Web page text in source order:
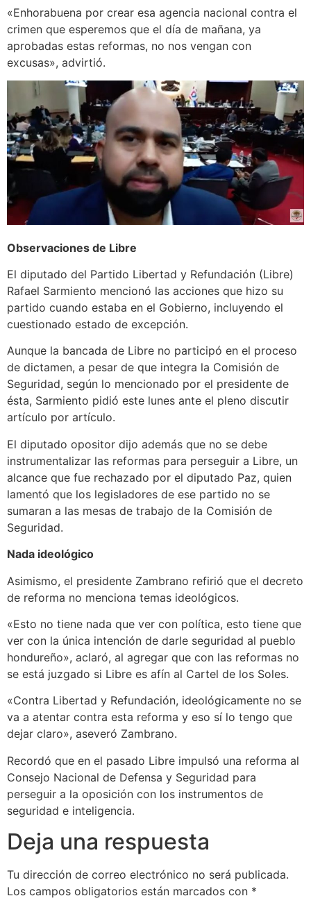
«Enhorabuena por crear esa agencia nacional contra el
crimen que esperemos que el día de mañana, ya
aprobadas estas reformas, no nos vengan con
excusas», advirtió.
Observaciones de Libre
El diputado del Partido Libertad y Refundación (Libre)
Rafael Sarmiento mencionó las acciones que hizo su
partido cuando estaba en el Gobierno, incluyendo el
cuestionado estado de excepción.
Aunque la bancada de Libre no participó en el proceso
de dictamen, a pesar de que integra la Comisión de
Seguridad, según lo mencionado por el presidente de
ésta, Sarmiento pidió este lunes ante el pleno discutir
artículo por artículo.
El diputado opositor dijo además que no se debe
instrumentalizar las reformas para perseguir a Libre, un
alcance que fue rechazado por el diputado Paz, quien
lamentó que los legisladores de ese partido no se
sumaran a las mesas de trabajo de la Comisión de
Seguridad.
Nada ideológico
Asimismo, el presidente Zambrano refirió que el decreto
de reforma no menciona temas ideológicos.
«Esto no tiene nada que ver con política, esto tiene que
ver con la única intención de darle seguridad al pueblo
hondureño», aclaró, al agregar que con las reformas no
se está juzgado si Libre es afín al Cartel de los Soles.
«Contra Libertad y Refundación, ideológicamente no se
va a atentar contra esta reforma y eso sí lo tengo que
dejar claro», aseveró Zambrano.
Recordó que en el pasado Libre impulsó una reforma al
Consejo Nacional de Defensa y Seguridad para
perseguir a la oposición con los instrumentos de
seguridad e inteligencia.
Deja una respuesta
Tu dirección de correo electrónico no será publicada.
Los campos obligatorios están marcados con *